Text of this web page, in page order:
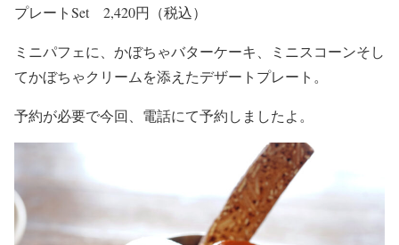
プレートSet 2,420円（税込）
ミニパフェに、かぼちゃバターケーキ、ミニスコーンそし
てかぼちゃクリームを添えたデザートプレート。
予約が必要で今回、電話にて予約しましたよ。